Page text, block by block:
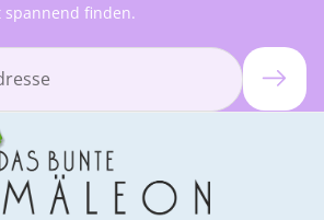
spannend finden.